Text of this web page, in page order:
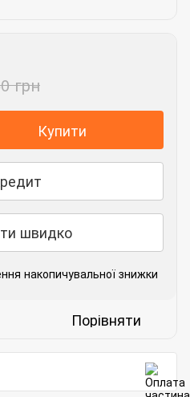
грн
Купити
швидко
накопичувальної знижки
Порівняти